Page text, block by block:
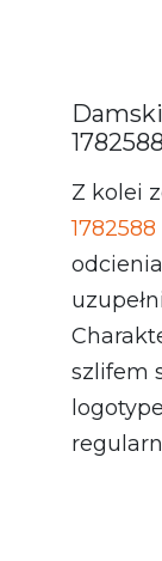
1782588
Z kolei
1782588
szlifem